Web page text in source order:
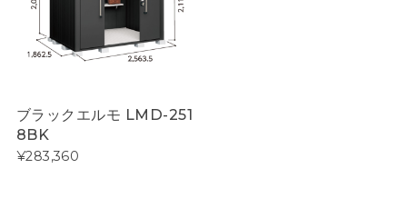
ブラックエルモ LMD-251
8BK
¥283,360